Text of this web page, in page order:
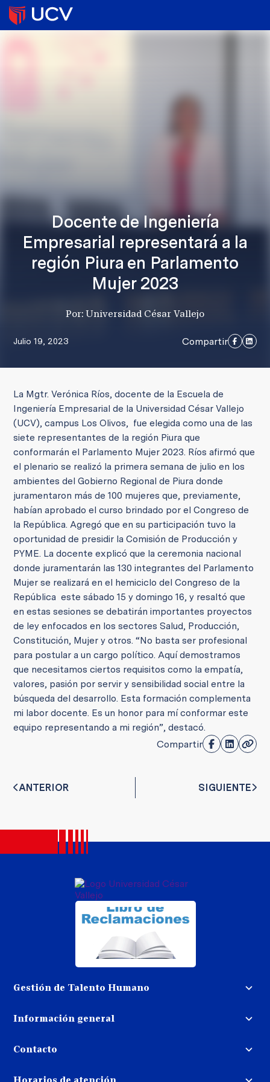
Docente de Ingeniería
Empresarial representará a la
región Piura en Parlamento
Mujer 2023
Por: Universidad César Vallejo
Julio 19, 2023 Compartir
La Mgtr. Verónica Ríos, docente de la Escuela de
Ingeniería Empresarial de la Universidad César Vallejo
(UCV), campus Los Olivos, fue elegida como una de las
siete representantes de la región Piura que
conformarán el Parlamento Mujer 2023. Ríos afirmó que
el plenario se realizó la primera semana de julio en los
ambientes del Gobierno Regional de Piura donde
juramentaron más de 100 mujeres que, previamente,
habían aprobado el curso brindado por el Congreso de
la República. Agregó que en su participación tuvo la
oportunidad de presidir la Comisión de Producción y
PYME. La docente explicó que la ceremonia nacional
donde juramentarán las 130 integrantes del Parlamento
Mujer se realizará en el hemiciclo del Congreso de la
República este sábado 15 y domingo 16, y resaltó que
en estas sesiones se debatirán importantes proyectos
de ley enfocados en los sectores Salud, Producción,
Constitución, Mujer y otros. “No basta ser profesional
para postular a un cargo político. Aquí demostramos
que necesitamos ciertos requisitos como la empatía,
valores, pasión por servir y sensibilidad social entre la
búsqueda del desarrollo. Esta formación complementa
mi labor docente. Es un honor para mí conformar este
equipo representando a mi región”, destacó.
Compartir
ANTERIOR SIGUIENTE
Gestión de Talento Humano
Trabaja con nosotros
Información general
dinero
Libro de reclamaciones
Contacto